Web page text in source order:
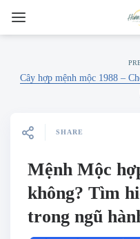
Cây hợp mệnh mộc 1988 –
SHARE
Mệnh Mộc
không? Tìm
trong ngũ